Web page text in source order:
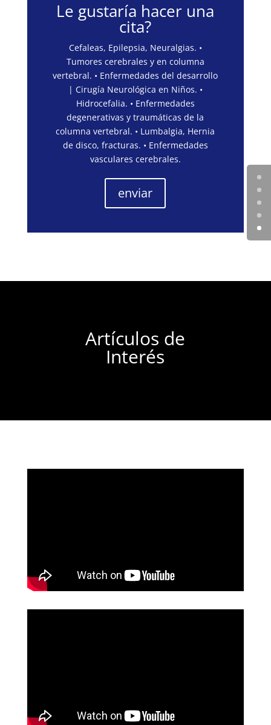
Le gustaría hacer una
cita?
Cefaleas, Epilepsia, Neuralgias. •
Tumores cerebrales y en columna
vertebral. • Enfermedades del desarrollo
| Cirugía Neurológica en Niños. •
Hidrocefalia. • Enfermedades
degenerativas y traumáticas de la
columna vertebral. • Lumbalgia, Hernia
de disco, fracturas. • Enfermedades
vasculares cerebrales.
enviar
Artículos de
Interés